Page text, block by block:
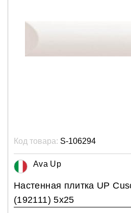
Код товара: S-106294
Ava Up
Настенная плитка UP
(192111) 5x25